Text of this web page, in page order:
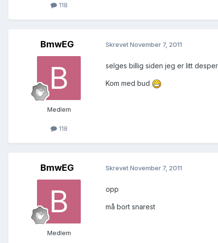
118
BmwEG
Medlem
118
SkrevetNovember 7, 2011
selges billig siden jeg er litt
Kom med bud
BmwEG
Medlem
SkrevetNovember 7, 2011
opp
må bort snarest